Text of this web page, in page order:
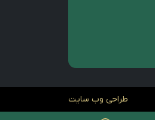
طراحی وب سایت